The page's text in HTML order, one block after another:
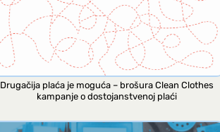
Drugačija plaća je moguća – brošura Clean Clothes
kampanje o dostojanstvenoj plaći